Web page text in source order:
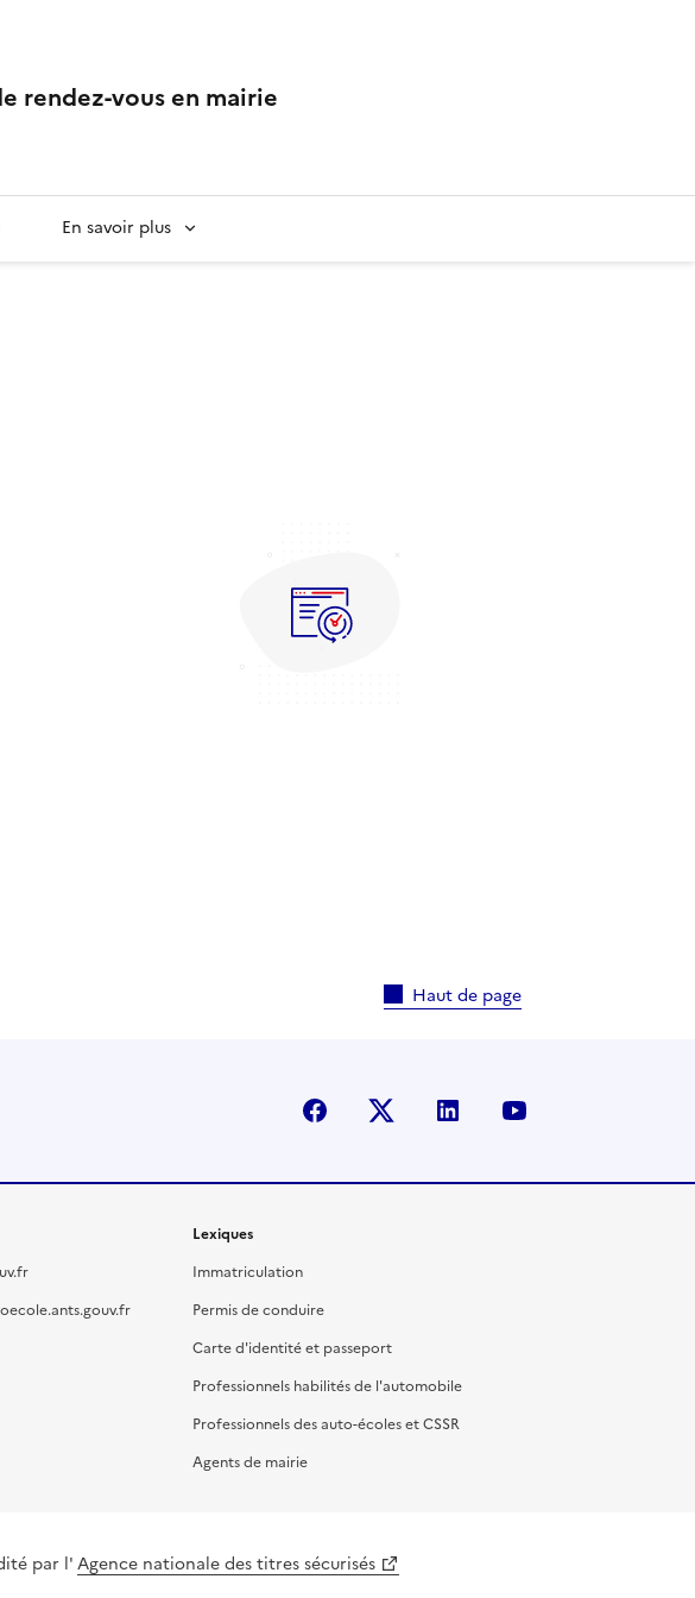
rendez-vous en mairie
En savoir plus
Haut de page
facebook X (anciennement Twitter)
linkedin
Lexiques
Immatriculation
Permis de conduire
Carte d'identité et passeport
Professionnels habilités de l'automobile
Professionnels des auto-écoles et CSSR
Agents de mairie
par l'Agence nationale des titres sécurisés